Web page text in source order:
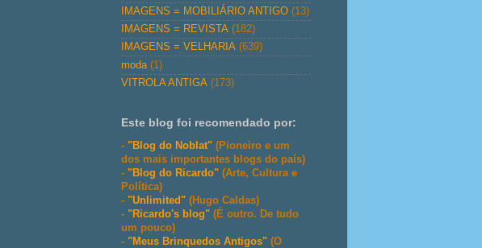
IMAGENS = MOBILIÁRIO ANTIGO (13)
IMAGENS = REVISTA (182)
IMAGENS = VELHARIA (639)
moda (1)
VITROLA ANTIGA (173)
Este blog foi recomendado por:
- "Blog do Noblat" (Pioneiro e um
dos mais importantes blogs do país)
- "Blog do Ricardo" (Arte, Cultura e
Política)
- "Unlimited" (Hugo Caldas)
- "Ricardo's blog" (É outro. De tudo
um pouco)
- "Meus Brinquedos Antigos" (O